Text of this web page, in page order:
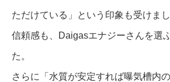
ただけている」という印象も受けま
信頼感も、Daigasエナジーさんを選
た。
さらに「水質が安定すれば曝気槽内